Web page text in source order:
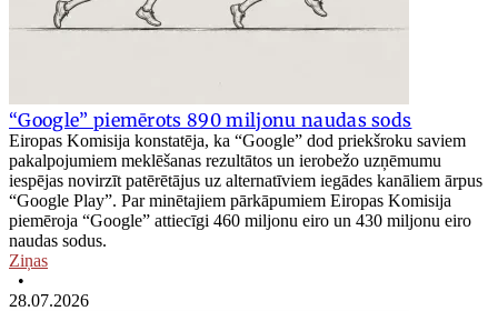
“Google” piemērots 890 miljonu naudas sods
Eiropas Komisija konstatēja, ka “Google” dod priekšroku saviem
pakalpojumiem meklēšanas rezultātos un ierobežo uzņēmumu
iespējas novirzīt patērētājus uz alternatīviem iegādes kanāliem ārpus
“Google Play”. Par minētajiem pārkāpumiem Eiropas Komisija
piemēroja “Google” attiecīgi 460 miljonu eiro un 430 miljonu eiro
naudas sodus.
Ziņas
•
28.07.2026